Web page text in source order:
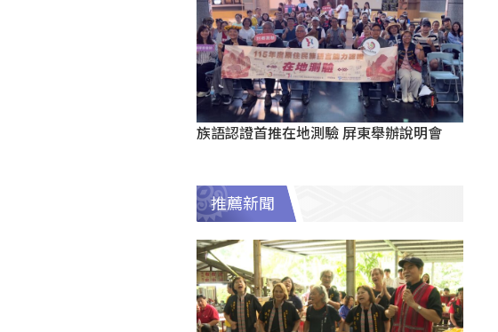
族語認證首推在地測驗 屏東舉辦說明會
推薦新聞